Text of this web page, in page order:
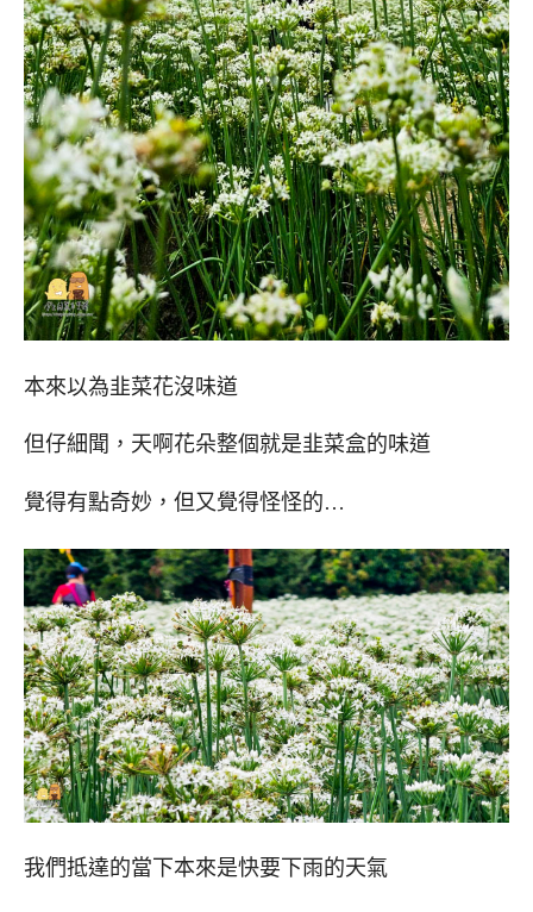
本來以為韭菜花沒味道
但仔細聞，天啊花朵整個就是韭菜盒的味道
覺得有點奇妙，但又覺得怪怪的…
我們抵達的當下本來是快要下雨的天氣